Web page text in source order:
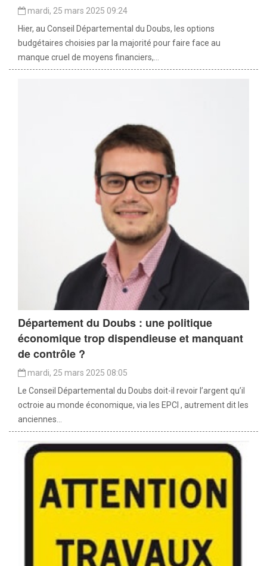
mardi, 25 mars 2025 09:24
Hier, au Conseil Départemental du Doubs, les options
budgétaires choisies par la majorité pour faire face au
manque cruel de moyens financiers,...
Département du Doubs : une politique
économique trop dispendieuse et manquant
de contrôle ?
mardi, 25 mars 2025 08:05
Le Conseil Départemental du Doubs doit-il revoir l’argent qu’il
octroie au monde économique, via les EPCI , autrement dit les
anciennes...